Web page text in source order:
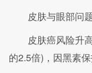
皮肤与眼部问题
皮肤癌风险升高(
的2.5倍)，因黑素